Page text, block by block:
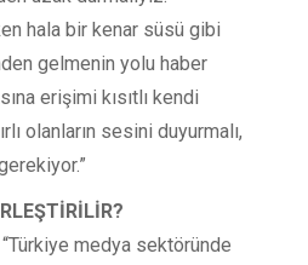
hala bir kenar süsü gibi
gelmenin yolu haber
erişimi kısıtlı kendi
olanların sesini duyurmalı,
medya sektöründe